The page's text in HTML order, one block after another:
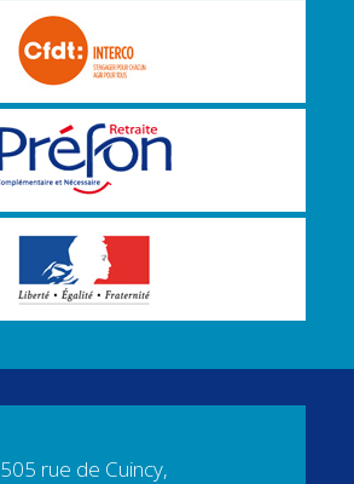
505 rue de Cuincy,